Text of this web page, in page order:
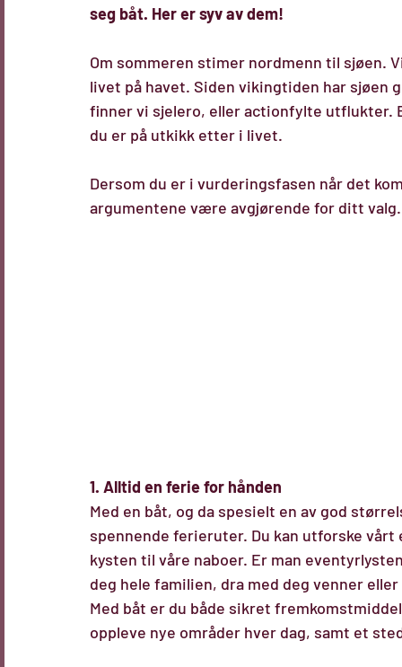
seg båt. Her er syv av dem!
Om sommeren stimer nordmenn til sjøen.
livet på havet. Siden vikingtiden har
finner vi sjelero, eller actionfylte utflukter.
du er på utkikk etter i livet.
Dersom du er i vurderingsfasen når det
argumentene være avgjørende for ditt
1. Alltid en ferie for hånden
Med en båt, og da spesielt en av god
spennende ferieruter. Du kan utforske
kysten til våre naboer. Er man
deg hele familien, dra med deg venner
Med båt er du både sikret
oppleve nye områder hver dag, samt et